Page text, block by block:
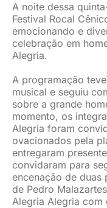
A noite dessa
Festival Rocal
emocionando e
celebração em
Alegria.
A programação
musical e seguiu
sobre a grande
momento, os
Alegria foram
ovacionados pela
entregaram
convidaram para
encenação de duas
de Pedro
Alegria Alegria com